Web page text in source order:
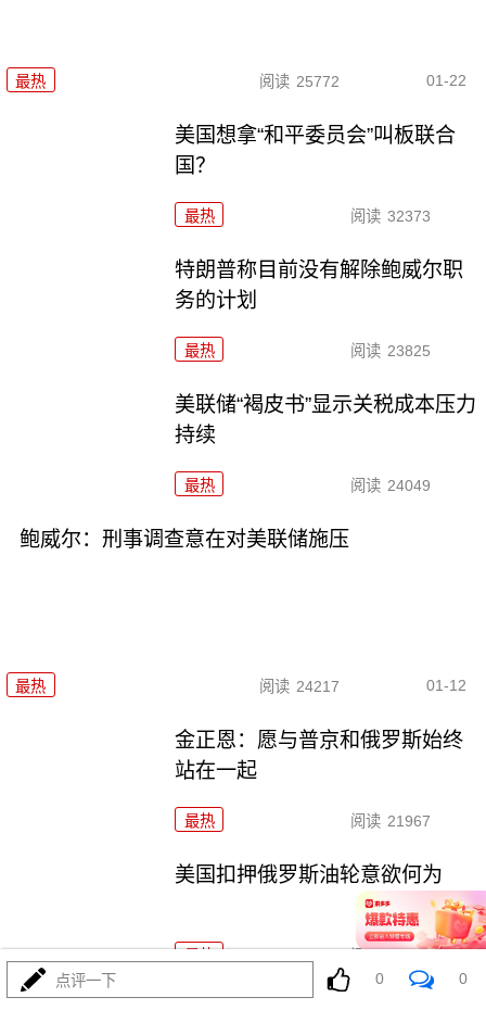
最热 阅读 25772 01-22
美国想拿“和平委员会”叫板联合
国？
最热 阅读 32373
特朗普称目前没有解除鲍威尔职
务的计划
最热 阅读 23825
美联储“褐皮书”显示关税成本压力
持续
最热 阅读 24049
鲍威尔：刑事调查意在对美联储施压
最热 阅读 24217 01-12
金正恩：愿与普京和俄罗斯始终
站在一起
最热 阅读 21967
美国扣押俄罗斯油轮意欲何为
点评一下 0 0